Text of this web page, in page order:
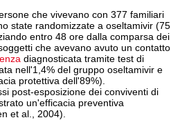
che vivevano con 377 familiari
state randomizzate a oseltamivir (75
entro 48 ore dalla comparsa dei
che avevano avuto un contatto
diagnosticata tramite test di
nell'1,4% del gruppo oseltamivir e
protettiva dell'89%).
post-esposizione dei conviventi di
un'efficacia preventiva
et al., 2004).